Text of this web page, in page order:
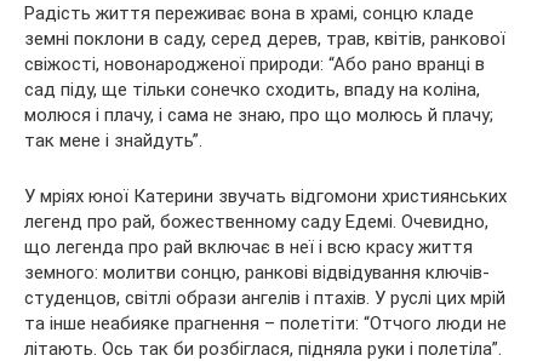
Радість життя переживає вона в храмі, сонцю кладе
земні поклони в саду, серед дерев, трав, квітів, ранкової
свіжості, новонародженої природи: “Або рано вранці в
сад піду, ще тільки сонечко сходить, впаду на коліна,
молюся і плачу, і сама не знаю, про що молюсь й плачу;
так мене і знайдуть”.
У мріях юної Катерини звучать відгомони християнських
легенд про рай, божественному саду Едемі. Очевидно,
що легенда про рай включає в неї і всю красу життя
земного: молитви сонцю, ранкові відвідування ключів-
студенцов, світлі образи ангелів і птахів. У руслі цих мрій
та інше неабияке прагнення – полетіти: “Отчого люди не
літають. Ось так би розбіглася, підняла руки і полетіла”.